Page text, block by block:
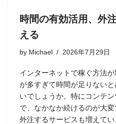
時間の有効活用、外
える
by Michael 2026年7月29日
インターネットで稼ぐ方法
が多すぎて時間が足りない
いでしょうか。特にコンテ
で、なかなか続けるのが大
外注するサービスも増えて